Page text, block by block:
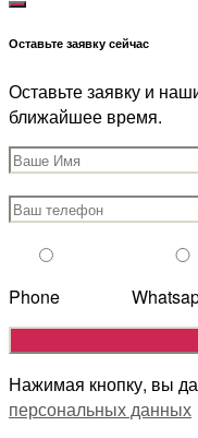
Оставьте заявку сейчас
Оставьте заявку и
ближайшее время.
Phone
Нажимая кнопку, вы
персональных данных